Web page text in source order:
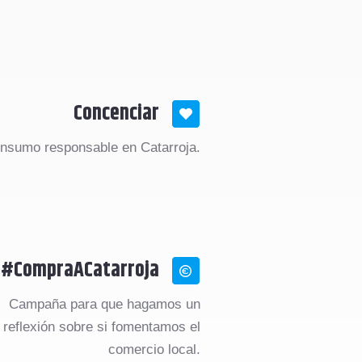
Concenciar
responsable en Catarroja.
#CompraACatarroja
Campaña para que hagamos un
reflexión sobre si fomentamos el
comercio local.